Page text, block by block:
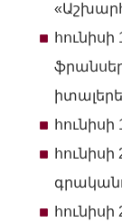
հունիսի
հունիսի
հունիսի